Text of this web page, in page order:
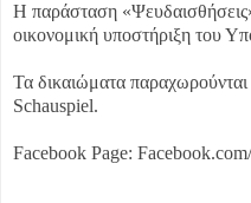
Η παράσταση
οικονομική υποστήριξη του
Τα δικαιώματα
Schauspiel.
Facebook Page: